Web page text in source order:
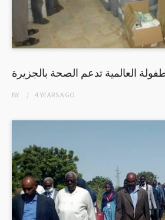
العالمية تدعم الصحة بالجزيرة
BY 4 YEARSAGO